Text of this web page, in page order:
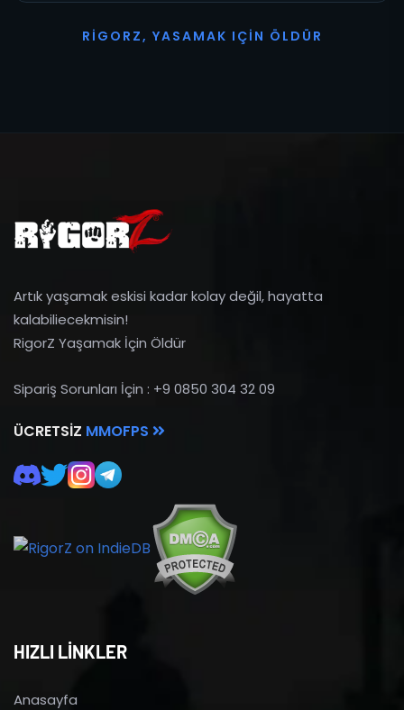
R I G O R Z, YASAMAK I ÇI N Ö L D Ü R
Artık yaşamak eskisi kadar kolay değil, hayatta
kalabiliecekmisin!
RigorZ Yaşamak İçin Öldür
Sipariş Sorunları İçin : +9 0850 304 32 09
ÜCRETSIZ MMOFPS
HIZLI LİNKLER
Anasayfa